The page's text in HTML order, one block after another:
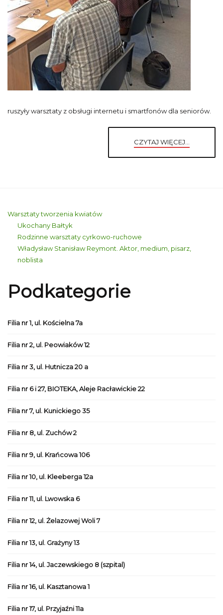
ruszyły warsztaty z obsługi internetu i smartfonów dla seniorów.
CZYTAJ WIĘCEJ...
Warsztaty tworzenia kwiatów
Ukochany Bałtyk
Rodzinne warsztaty cyrkowo-ruchowe
Władysław Stanisław Reymont. Aktor, medium, pisarz,
noblista
Podkategorie
Filia nr 1, ul. Kościelna 7a
Filia nr 2, ul. Peowiaków 12
Filia nr 3, ul. Hutnicza 20 a
Filia nr 6 i 27, BIOTEKA, Aleje Racławickie 22
Filia nr 7, ul. Kunickiego 35
Filia nr 8, ul. Zuchów 2
Filia nr 9, ul. Krańcowa 106
Filia nr 10, ul. Kleeberga 12a
Filia nr 11, ul. Lwowska 6
Filia nr 12, ul. Żelazowej Woli 7
Filia nr 13, ul. Grażyny 13
Filia nr 14, ul. Jaczewskiego 8 (szpital)
Filia nr 16, ul. Kasztanowa 1
Filia nr 17, ul. Przyjaźni 11a